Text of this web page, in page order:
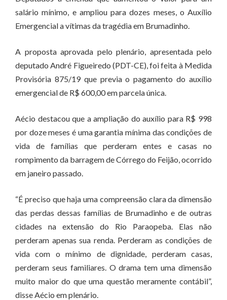
salário mínimo, e ampliou para dozes meses, o Auxílio
Emergencial a vítimas da tragédia em Brumadinho.
A proposta aprovada pelo plenário, apresentada pelo
deputado André Figueiredo (PDT-CE), foi feita à Medida
Provisória 875/19 que previa o pagamento do auxílio
emergencial de R$ 600,00 em parcela única.
Aécio destacou que a ampliação do auxílio para R$ 998
por doze meses é uma garantia mínima das condições de
vida de famílias que perderam entes e casas no
rompimento da barragem de Córrego do Feijão, ocorrido
em janeiro passado.
“É preciso que haja uma compreensão clara da dimensão
das perdas dessas famílias de Brumadinho e de outras
cidades na extensão do Rio Paraopeba. Elas não
perderam apenas sua renda. Perderam as condições de
vida com o mínimo de dignidade, perderam casas,
perderam seus familiares. O drama tem uma dimensão
muito maior do que uma questão meramente contábil”,
disse Aécio em plenário.